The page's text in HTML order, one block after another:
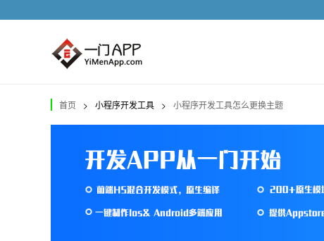
首页 > 小程序开发工具 > 小程序开发工具怎么更换主题